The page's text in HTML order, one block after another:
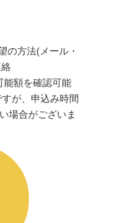
の方法(メール・
能額を確認可能
が、申込み時間
場合がございま